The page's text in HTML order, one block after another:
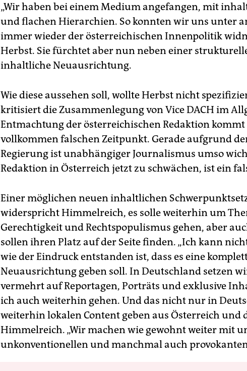
„Wir haben bei einem Medium angefangen, mit
und flachen Hierarchien. So konnten wir uns unter
immer wieder der österreichischen Innenpolitik
Herbst. Sie fürchtet aber nun neben einer
inhaltliche Neuausrichtung.
Wie diese aussehen soll, wollte Herbst nicht
kritisiert die Zusammenlegung von Vice DACH im
Entmachtung der österreichischen Redaktion
vollkommen falschen Zeitpunkt. Gerade aufgrund
Regierung ist unabhängiger Journalismus umso
Redaktion in Österreich jetzt zu schwächen, ist ein
Einer möglichen neuen inhaltlichen
widerspricht Himmelreich, es solle weiterhin um
Gerechtigkeit und Rechtspopulismus gehen, aber
sollen ihren Platz auf der Seite finden. „Ich kann
wie der Eindruck entstanden ist, dass es eine
Neuausrichtung geben soll. In Deutschland setzen
vermehrt auf Reportagen, Porträts und exklusive
ich auch weiterhin gehen. Und das nicht nur in
weiterhin lokalen Content geben aus Österreich und
Himmelreich. „Wir machen wie gewohnt weiter mit
unkonventionellen und manchmal auch